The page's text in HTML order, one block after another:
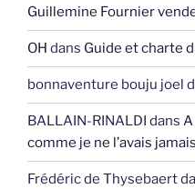
Guillemine Fournier
OH dans Guide et charte
bonnaventure bouju joel
BALLAIN-RINALDI dans
comme je ne l’avais
Frédéric de Thysebaert